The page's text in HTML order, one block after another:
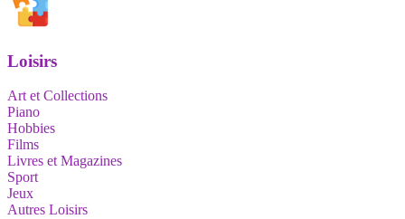
Loisirs
Art et Collections
Piano
Hobbies
Films
Livres et Magazines
Sport
Jeux
Autres Loisirs